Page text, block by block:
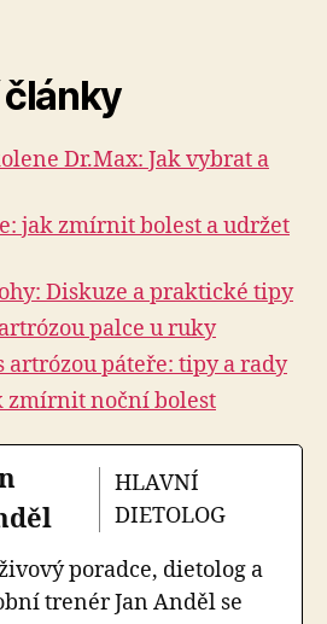
Dr.Max: Jak vybrat a
jak zmírnit bolest a udržet
Diskuze a praktické tipy
palce u ruky
artrózou páteře: tipy a rady
zmírnit noční bolest
HLAVNÍ
DIETOLOG
poradce, dietolog a
trenér Jan Anděl se